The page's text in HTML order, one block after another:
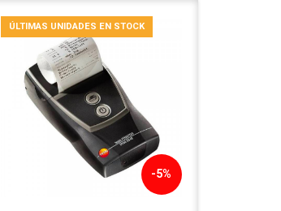
-5%
ÚLTIMAS UNIDADES EN STOCK